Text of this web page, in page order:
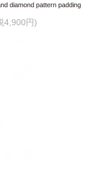
diamond pattern padding
4,900円)